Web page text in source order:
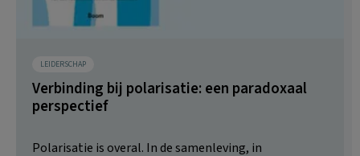
LEIDERSCHAP
Verbinding bij polarisatie: een paradoxaal
perspectief
Polarisatie is overal. In de samenleving, in